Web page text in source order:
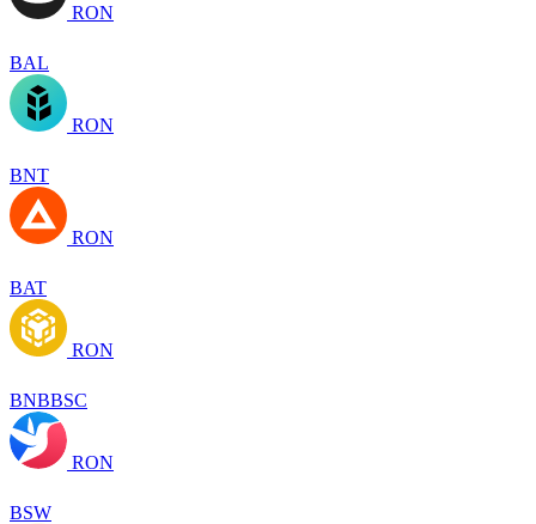
RON
BAL
RON
BNT
RON
BAT
RON
BNBBSC
RON
BSW